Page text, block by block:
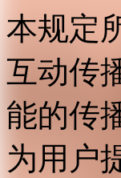
本规定
互动传
能的传
为用户